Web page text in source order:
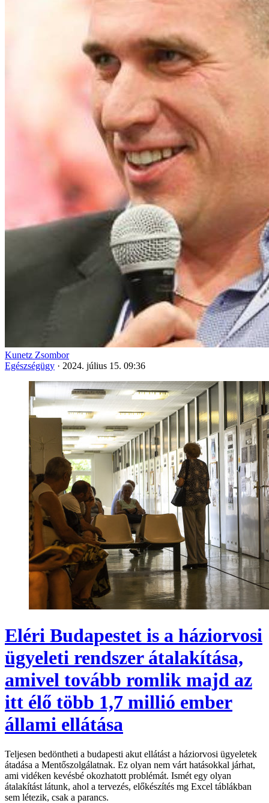
Kunetz Zsombor
Egészségügy · 2024. július 15. 09:36
Eléri Budapestet is a háziorvosi
ügyeleti rendszer átalakítása,
amivel tovább romlik majd az
itt élő több 1,7 millió ember
állami ellátása
Teljesen bedöntheti a budapesti akut ellátást a háziorvosi ügyeletek
átadása a Mentőszolgálatnak. Ez olyan nem várt hatásokkal járhat,
ami vidéken kevésbé okozhatott problémát. Ismét egy olyan
átalakítást látunk, ahol a tervezés, előkészítés mg Excel táblákban
sem létezik, csak a parancs.